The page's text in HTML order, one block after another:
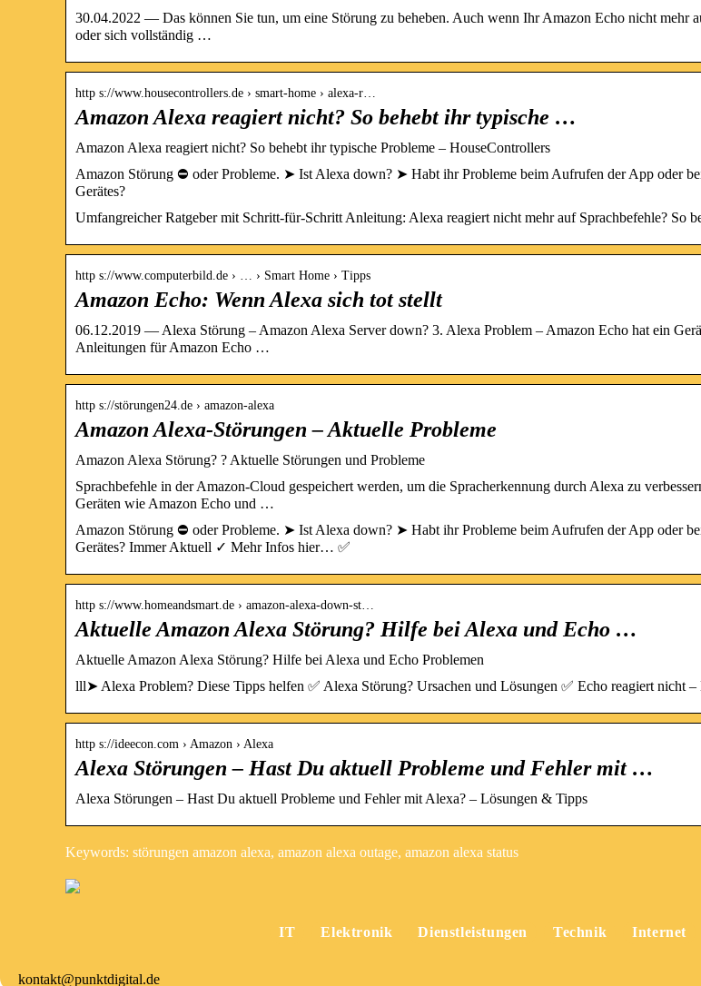
30.04.2022 — Das können Sie tun, um eine Störung zu beheben. Auch wenn Ihr Amazon Echo nicht mehr
oder sich vollständig …
http s://www.housecontrollers.de › smart-home › alexa-r…
Amazon Alexa reagiert nicht? So behebt ihr typische …
Amazon Alexa reagiert nicht? So behebt ihr typische Probleme – HouseControllers
Amazon Störung ⛔ oder Probleme. ➤ Ist Alexa down? ➤ Habt ihr Probleme beim Aufrufen der App oder
Gerätes?
Umfangreicher Ratgeber mit Schritt-für-Schritt Anleitung: Alexa reagiert nicht mehr auf Sprachbefehle? So
http s://www.computerbild.de › … › Smart Home › Tipps
Amazon Echo: Wenn Alexa sich tot stellt
06.12.2019 — Alexa Störung – Amazon Alexa Server down? 3. Alexa Problem – Amazon Echo hat ein
Anleitungen für Amazon Echo …
http s://störungen24.de › amazon-alexa
Amazon Alexa-Störungen – Aktuelle Probleme
Amazon Alexa Störung? ? Aktuelle Störungen und Probleme
Sprachbefehle in der Amazon-Cloud gespeichert werden, um die Spracherkennung durch Alexa zu
Geräten wie Amazon Echo und …
Amazon Störung ⛔ oder Probleme. ➤ Ist Alexa down? ➤ Habt ihr Probleme beim Aufrufen der App oder
Gerätes? Immer Aktuell ✓ Mehr Infos hier… ✅
http s://www.homeandsmart.de › amazon-alexa-down-st…
Aktuelle Amazon Alexa Störung? Hilfe bei Alexa und Echo …
Aktuelle Amazon Alexa Störung? Hilfe bei Alexa und Echo Problemen
lll➤ Alexa Problem? Diese Tipps helfen ✅ Alexa Störung? Ursachen und Lösungen ✅ Echo reagiert nicht
http s://ideecon.com › Amazon › Alexa
Alexa Störungen – Hast Du aktuell Probleme und Fehler mit …
Alexa Störungen – Hast Du aktuell Probleme und Fehler mit Alexa? – Lösungen & Tipps
Keywords: störungen amazon alexa, amazon alexa outage, amazon alexa status
IT Elektronik Dienstleistungen Technik Internet
kontakt@punktdigital.de